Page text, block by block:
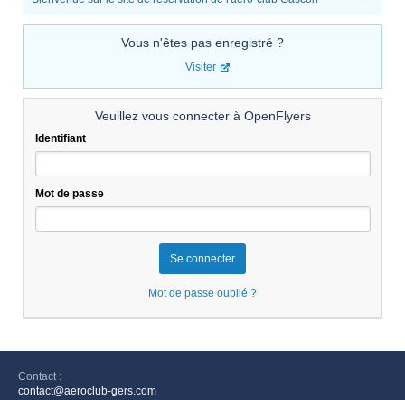
Vous n'êtes pas enregistré ?
Visiter
Veuillez vous connecter à OpenFlyers
Identifiant
Mot de passe
Mot de passe oublié ?
Contact :
contact@aeroclub-gers.com